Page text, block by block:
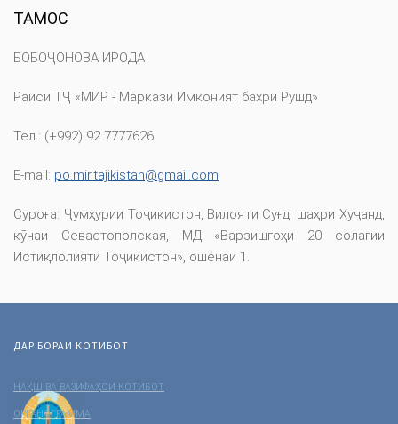
ТАМОС
БОБОҶОНОВА ИРОДА
Раиси ТҶ «МИР - Маркази Имконият бахри Рушд»
Тел.: (+992) 92 7777626
E-mail: po.mir.tajikistan@gmail.com
Суроға: Ҷумҳурии Тоҷикистон, Вилояти Суғд, шаҳри Хуҷанд,
кӯчаи Севастополская, МД «Варзишгоҳи 20 солагии
Истиқлолияти Тоҷикистон», ошёнаи 1.
ДАР БОРАИ КОТИБОТ
НАҚШ ВА ВАЗИФАҲОИ КОТИБОТ
ОРГАНОГРАММА